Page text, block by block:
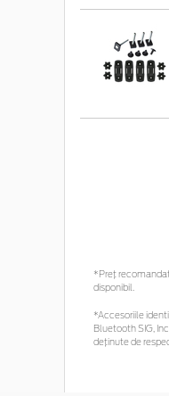
*Preţ
disponibil.
*Accesoriile
Bluetooth SIG,
deținute de